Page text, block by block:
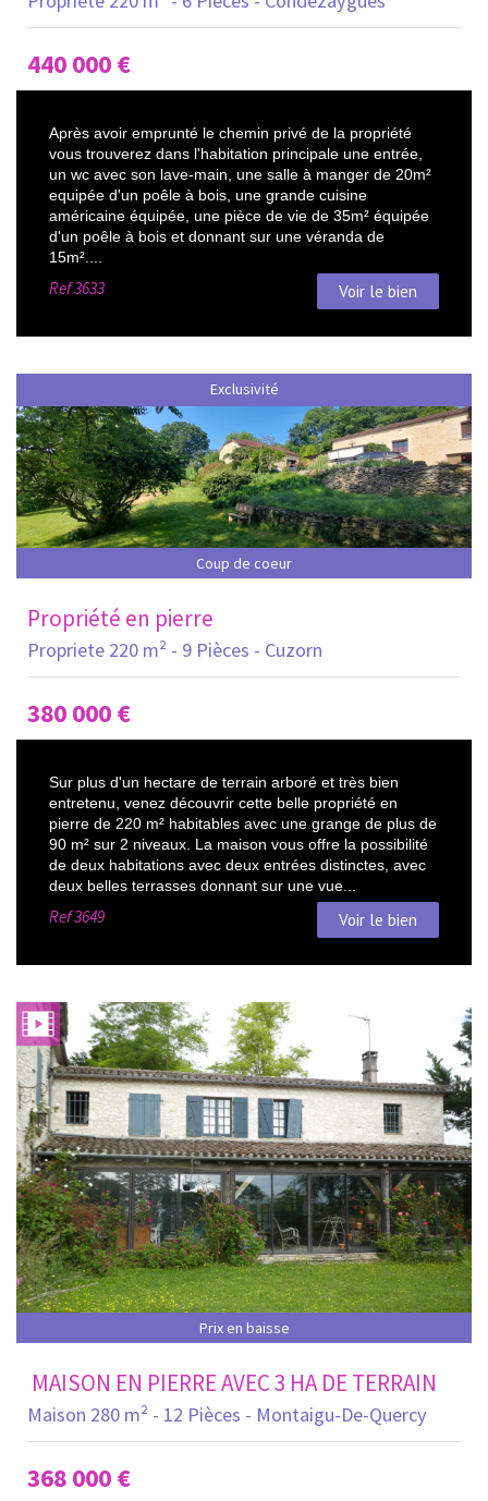
440 000 €
Après avoir emprunté le chemin privé de la propriété
vous trouverez dans l'habitation principale une entrée,
un wc avec son lave-main, une salle à manger de 20m²
equipée d'un poêle à bois, une grande cuisine
américaine équipée, une pièce de vie de 35m² équipée
d'un poêle à bois et donnant sur une véranda de
15m²....
Ref3633 Voir le bien
Exclusivité
Coup de coeur
Propriété en pierre
Propriete 220 m² - 9 Pièces - Cuzorn
380 000 €
Sur plus d'un hectare de terrain arboré et très bien
entretenu, venez découvrir cette belle propriété en
pierre de 220 m² habitables avec une grange de plus de
90 m² sur 2 niveaux. La maison vous offre la possibilité
de deux habitations avec deux entrées distinctes, avec
deux belles terrasses donnant sur une vue...
Ref3649 Voir le bien
Prix en baisse
MAISON EN PIERRE AVEC 3 HA DE TERRAIN
Maison 280 m² - 12 Pièces - Montaigu-De-Quercy
368 000 €